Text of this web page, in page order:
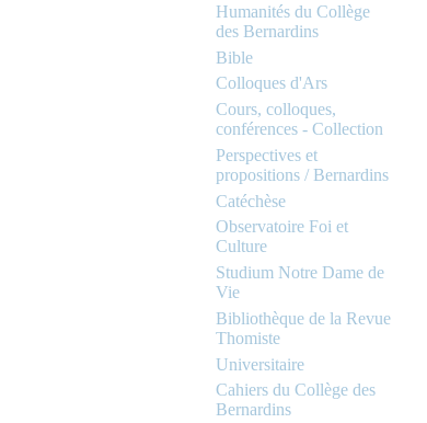
Humanités du Collège
des Bernardins
Bible
Colloques d'Ars
Cours, colloques,
conférences - Collection
Perspectives et
propositions / Bernardins
Catéchèse
Observatoire Foi et
Culture
Studium Notre Dame de
Vie
Bibliothèque de la Revue
Thomiste
Universitaire
Cahiers du Collège des
Bernardins